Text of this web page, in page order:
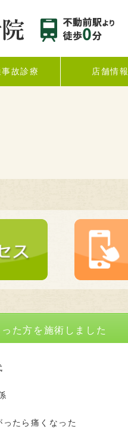
故診療 店舗情報
た方を施術しました
たら痛くなった